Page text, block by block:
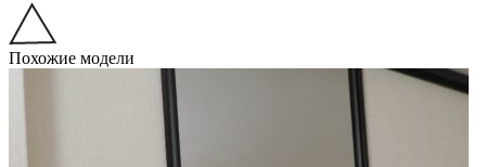
Похожие модели